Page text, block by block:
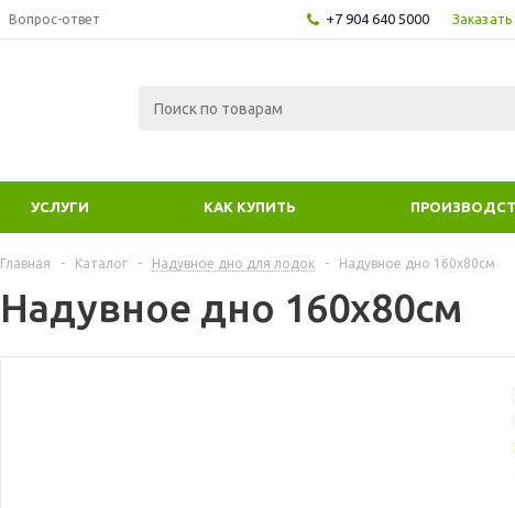
Вопрос-ответ +7 904 640 5000 Заказать
УСЛУГИ КАК КУПИТЬ
Главная - Каталог - Надувное дно для лодок - Надувное дно 160х80см
Надувное дно 160х80см